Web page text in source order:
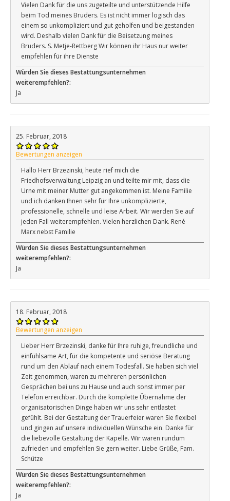
Vielen Dank für die uns zugeteilte und unterstützende Hilfe
beim Tod meines Bruders. Es ist nicht immer logisch das
einem so unkompliziert und gut geholfen und beigestanden
wird. Deshalb vielen Dank für die Beisetzung meines
Bruders. S. Metje-Rettberg Wir können ihr Haus nur weiter
empfehlen für ihre Dienste
Würden Sie dieses Bestattungsunternehmen
weiterempfehlen?:
Ja
25. Februar, 2018
Bewertungen anzeigen
Hallo Herr Brzezinski, heute rief mich die
Friedhofsverwaltung Leipzig an und teilte mir mit, dass die
Urne mit meiner Mutter gut angekommen ist. Meine Familie
und ich danken Ihnen sehr für Ihre unkomplizierte,
professionelle, schnelle und leise Arbeit. Wir werden Sie auf
jeden Fall weiterempfehlen. Vielen herzlichen Dank. René
Marx nebst Familie
Würden Sie dieses Bestattungsunternehmen
weiterempfehlen?:
Ja
18. Februar, 2018
Bewertungen anzeigen
Lieber Herr Brzezinski, danke für Ihre ruhige, freundliche und
einfühlsame Art, für die kompetente und seriöse Beratung
rund um den Ablauf nach einem Todesfall. Sie haben sich viel
Zeit genommen, waren zu mehreren persönlichen
Gesprächen bei uns zu Hause und auch sonst immer per
Telefon erreichbar. Durch die komplette Übernahme der
organisatorischen Dinge haben wir uns sehr entlastet
gefühlt. Bei der Gestaltung der Trauerfeier waren Sie flexibel
und gingen auf unsere individuellen Wünsche ein. Danke für
die liebevolle Gestaltung der Kapelle. Wir waren rundum
zufrieden und empfehlen Sie gern weiter. Liebe Grüße, Fam.
Schütze
Würden Sie dieses Bestattungsunternehmen
weiterempfehlen?:
Ja